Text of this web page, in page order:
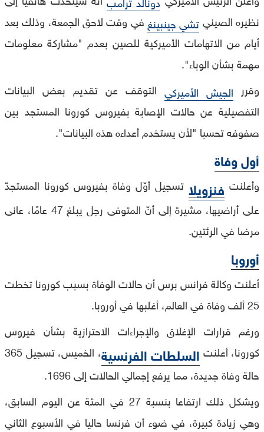
نظيره الصينيتشي جينبينغفي وقت لاحق الجمعة، وذلك بعد
أيام من الاتهامات الأميركية للصين بعدم "مشاركة معلومات
مهمة بشأن الوباء".
وقرر الجيش الأميركي التوقف عن تقديم بعض البيانات
التفصيلية عن حالات الإصابة بفيروس كورونا المستجد بين
صفوفه تحسبا "لأن يستخدم أعداءه هذه البيانات".
أول وفاة
وأعلنت فنزويلا تسجيل أوّل وفاة بفيروس كورونا المستجدّ
على أراضيها، مشيرة إلى أنّ المتوفى رجل يبلغ 47 عامًا، عانى
مرضا في الرئتين.
أوروبا
أعلنت وكالة فرانس برس أن حالات الوفاة بسبب كورونا تخطت
25 ألف وفاة في العالم، أغلبها في أوروبا.
ورغم قرارات الإغلاق والإجراءات الاحترازية بشأن فيروس
كورونا، أعلنت السلطات الفرنسية
، الخميس، تسجيل 365
حالة وفاة جديدة، مما يرفع إجمالي الحالات إلى 1696.
ويشكل ذلك ارتفاعا بنسبة 27 في المئة عن اليوم السابق،
وهي زيادة كبيرة، في ضوء أن فرنسا حاليا في الأسبوع الثاني